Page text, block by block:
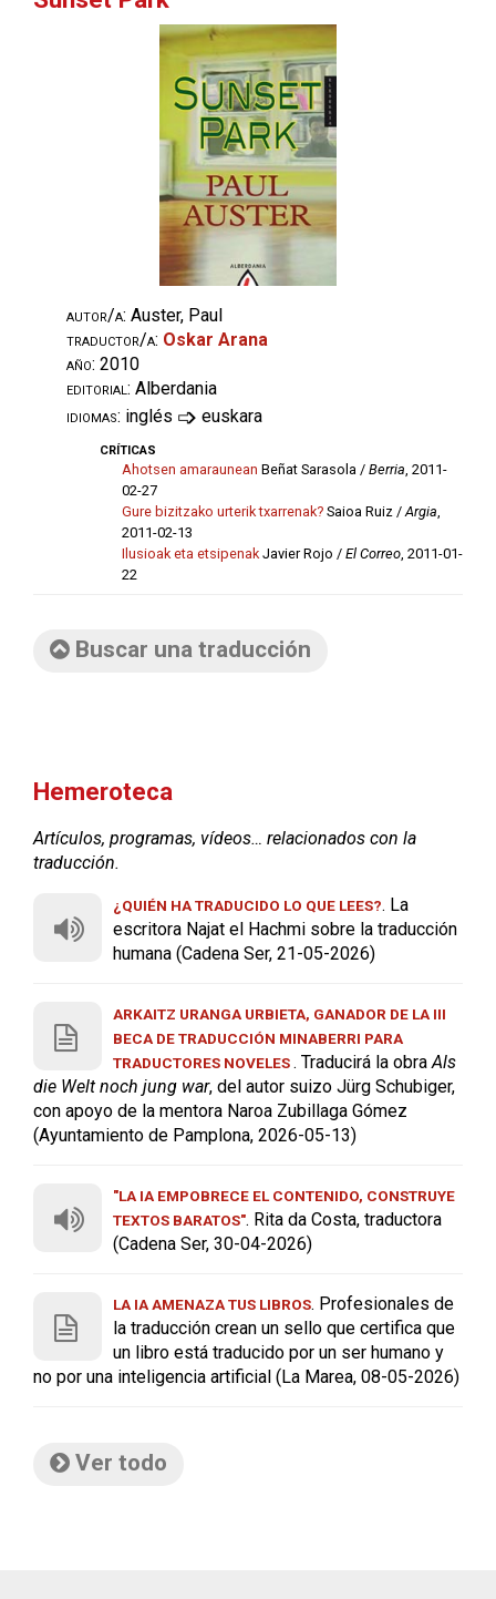
autor/a: Auster, Paul
traductor/a: Oskar Arana
año: 2010
editorial: Alberdania
idiomas: inglés ➩ euskara
críticas
Ahotsen amaraunean Beñat Sarasola / Berria , 2011-
02-27
Gure bizitzako urterik txarrenak? Saioa Ruiz / Argia
2011-02-13
Ilusioak eta etsipenak Javier Rojo / El Correo , 2011-01-
22
Buscar una traducción
Hemeroteca
Artículos, programas, vídeos… relacionados con la
traducción.
¿QUIÉN HA TRADUCIDO LO QUE LEES?. La
escritora Najat el Hachmi sobre la traducción
humana (Cadena Ser, 21-05-2026)
ARKAITZ URANGA URBIETA, GANADOR DE LA III
BECA DE TRADUCCIÓN MINABERRI PARA
TRADUCTORES NOVELES . Traducirá la obra Als
die Welt noch jung war, del autor suizo Jürg Schubiger,
con apoyo de la mentora Naroa Zubillaga Gómez
(Ayuntamiento de Pamplona, 2026-05-13)
"LA IA EMPOBRECE EL CONTENIDO, CONSTRUYE
TEXTOS BARATOS". Rita da Costa, traductora
(Cadena Ser, 30-04-2026)
LA IA AMENAZA TUS LIBROS. Profesionales de
la traducción crean un sello que certifica que
un libro está traducido por un ser humano y
no por una inteligencia artificial (La Marea, 08-05-2026)
Ver todo